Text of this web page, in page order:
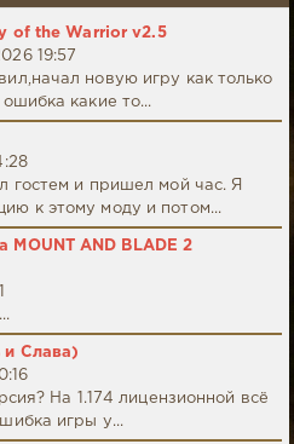
of the Warrior v2.5
19:57
новую игру как только
какие то...
гостем и пришел мой час. Я
к этому моду и потом...
MOUNT AND BLADE 2
и Слава)
На 1.174 лицензионной всё
игры у...